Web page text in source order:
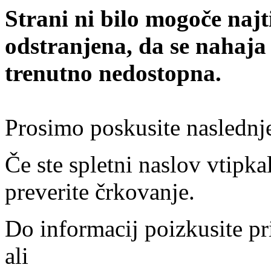
Strani ni bilo mogoče
odstranjena, da se
trenutno nedostopna.
Prosimo poskusite
Če ste spletni naslov
preverite črkovanje.
Do informacij poizkusite
ali